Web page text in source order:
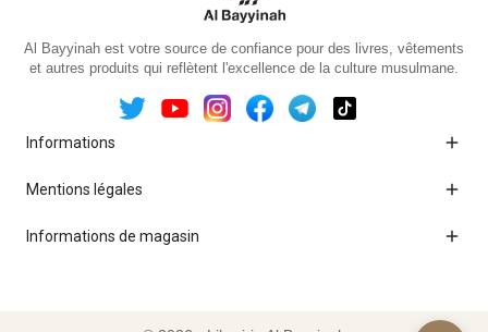
Al Bayyinah est votre source de confiance pour des livres, vêtements
et autres produits qui reflètent l'excellence de la culture musulmane.
Informations 
Mentions légales 
Informations de magasin 